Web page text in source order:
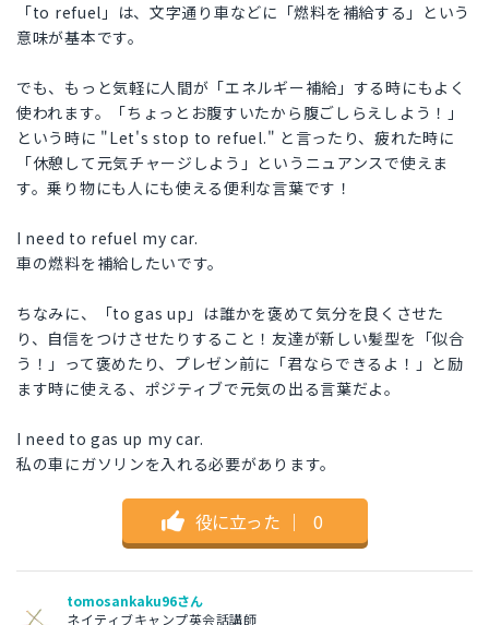
「to refuel」は、文字通り車などに「燃料を補給する」という
意味が基本です。
でも、もっと気軽に人間が「エネルギー補給」する時にもよく
使われます。「ちょっとお腹すいたから腹ごしらえしよう！」
という時に "Let's stop to refuel." と言ったり、疲れた時に
「休憩して元気チャージしよう」というニュアンスで使えま
す。乗り物にも人にも使える便利な言葉です！
I need to refuel my car.
車の燃料を補給したいです。
ちなみに、「to gas up」は誰かを褒めて気分を良くさせた
り、自信をつけさせたりすること！友達が新しい髪型を「似合
う！」って褒めたり、プレゼン前に「君ならできるよ！」と励
ます時に使える、ポジティブで元気の出る言葉だよ。
I need to gas up my car.
私の車にガソリンを入れる必要があります。
役に立った ｜ 0
tomosankaku96さん
ネイティブキャンプ英会話講師